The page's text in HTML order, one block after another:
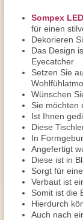
Sompex
für einen
Dekorieren
Das Design
Eyecatcher
Setzen Sie
Wünschen
Sie möchten
Ist Ihnen
Diese
In
Angefertigt
Diese ist in
Sorgt für
Verbaut ist
Somit ist die
Hierdurch
Auch nach